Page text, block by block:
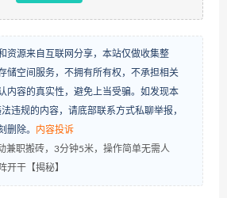
资源来自互联网分享，本站仅做收集整
储空间服务，不拥有所有权，不承担相关
内容的真实性，避免上当受骗。如发现本
违规的内容，请底部联系方式私聊举报，
删除。 内容投诉
兼职搬砖，3分钟5米，操作简单无需人
开干【揭秘】